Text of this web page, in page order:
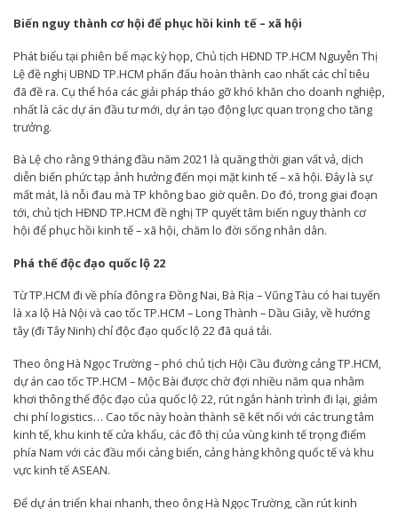
Biến nguy thành cơ hội để phục hồi kinh tế – xã hội
Phát biểu tại phiên bế mạc kỳ họp, Chủ tịch HĐND TP.HCM Nguyễn Thị
Lệ đề nghị UBND TP.HCM phấn đấu hoàn thành cao nhất các chỉ tiêu
đã đề ra. Cụ thể hóa các giải pháp tháo gỡ khó khăn cho doanh nghiệp,
nhất là các dự án đầu tư mới, dự án tạo động lực quan trọng cho tăng
trưởng.
Bà Lệ cho rằng 9 tháng đầu năm 2021 là quãng thời gian vất vả, dịch
diễn biến phức tạp ảnh hưởng đến mọi mặt kinh tế – xã hội. Đây là sự
mất mát, là nỗi đau mà TP không bao giờ quên. Do đó, trong giai đoạn
tới, chủ tịch HĐND TP.HCM đề nghị TP quyết tâm biến nguy thành cơ
hội để phục hồi kinh tế – xã hội, chăm lo đời sống nhân dân.
Phá thế độc đạo quốc lộ 22
Từ TP.HCM đi về phía đông ra Đồng Nai, Bà Rịa – Vũng Tàu có hai tuyến
là xa lộ Hà Nội và cao tốc TP.HCM – Long Thành – Dầu Giây, về hướng
tây (đi Tây Ninh) chỉ độc đạo quốc lộ 22 đã quá tải.
Theo ông Hà Ngọc Trường – phó chủ tịch Hội Cầu đường cảng TP.HCM,
dự án cao tốc TP.HCM – Mộc Bài được chờ đợi nhiều năm qua nhằm
khơi thông thế độc đạo của quốc lộ 22, rút ngắn hành trình đi lại, giảm
chi phí logistics… Cao tốc này hoàn thành sẽ kết nối với các trung tâm
kinh tế, khu kinh tế cửa khẩu, các đô thị của vùng kinh tế trọng điểm
phía Nam với các đầu mối cảng biển, cảng hàng không quốc tế và khu
vực kinh tế ASEAN.
Để dự án triển khai nhanh, theo ông Hà Ngọc Trường, cần rút kinh